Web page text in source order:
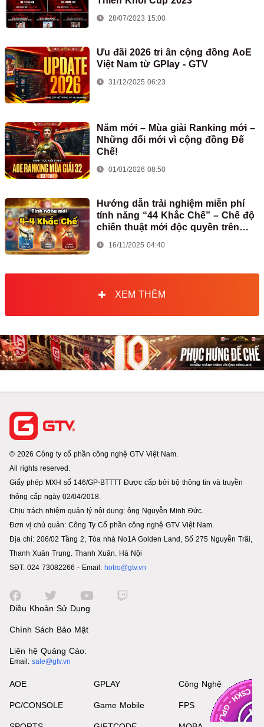
28/07/2023 15:00
Ưu đãi 2026 tri ân cộng đồng AoE
Việt Nam từ GPlay - GTV
31/12/2025 06:23
Năm mới – Mùa giải Ranking mới –
Những đổi mới vì cộng đồng Đế
Chế!
01/01/2026 08:50
Hướng dẫn trải nghiệm miễn phí
tính năng “44 Khắc Chế” – Chế độ
chiến thuật mới độc quyền trên
GPlay
16/11/2025 04:40
XEM THÊM
© 2026 Công ty cổ phần công nghệ GTV Việt Nam.
All rights reserved.
Giấy phép MXH số 146/GP-BTTTT Được cấp bởi bộ thông tin và truyền
thông cấp ngày 02/04/2018.
Chịu trách nhiệm quản lý nội dung: ông Nguyễn Minh Đức.
Đơn vị chủ quản: Công Ty Cổ phần công nghệ GTV Việt Nam.
Địa chỉ: 206/02 Tầng 2, Tòa nhà No1A Golden Land, Số 275 Nguyễn Trãi,
Thanh Xuân Trung. Thanh Xuân. Hà Nội
SĐT: 024 73082266 - Email: hotro@gtv.vn
Điều Khoản Sử Dụng
Chính Sách Bảo Mật
Liên hệ Quảng Cáo:
Email: sale@gtv.vn
AOE
PC/CONSOLE
GPLAY
Game Mobile
Công Nghệ
FPS